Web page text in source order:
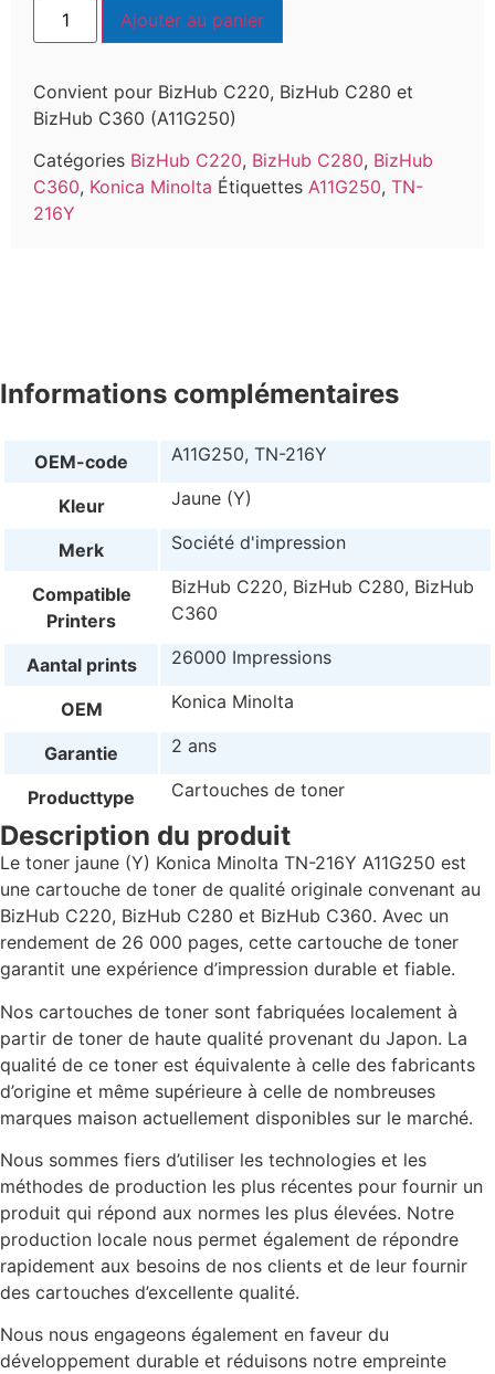
Ajouter au panier
Convient pour BizHub C220, BizHub C280 et
BizHub C360 (A11G250)
Catégories BizHub C220, BizHub C280, BizHub
C360, Konica Minolta Étiquettes A11G250, TN-
216Y
Informations complémentaires
OEM-code A11G250, TN-216Y
Kleur Jaune (Y)
Merk Société d'impression
Compatible
Printers
BizHub C220, BizHub C280, BizHub
C360
Aantal prints 26000 Impressions
OEM Konica Minolta
Garantie 2 ans
Producttype Cartouches de toner
Description du produit
Le toner jaune (Y) Konica Minolta TN-216Y A11G250 est
une cartouche de toner de qualité originale convenant au
BizHub C220, BizHub C280 et BizHub C360. Avec un
rendement de 26 000 pages, cette cartouche de toner
garantit une expérience d’impression durable et fiable.
Nos cartouches de toner sont fabriquées localement à
partir de toner de haute qualité provenant du Japon. La
qualité de ce toner est équivalente à celle des fabricants
d’origine et même supérieure à celle de nombreuses
marques maison actuellement disponibles sur le marché.
Nous sommes fiers d’utiliser les technologies et les
méthodes de production les plus récentes pour fournir un
produit qui répond aux normes les plus élevées. Notre
production locale nous permet également de répondre
rapidement aux besoins de nos clients et de leur fournir
des cartouches d’excellente qualité.
Nous nous engageons également en faveur du
développement durable et réduisons notre empreinte